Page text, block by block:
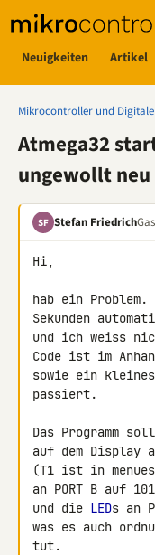
Neuigkeiten Artikel
Mikrocontroller und
Atmega32
ungewollt neu
SF Stefan Friedrich
Hi,
hab ein Problem.
Sekunden
und ich weiss
Code ist im
sowie ein
passiert.
Das Programm
auf dem Display
(T1 ist in
an PORT B auf
und die LEDs an
was es auch
tut.